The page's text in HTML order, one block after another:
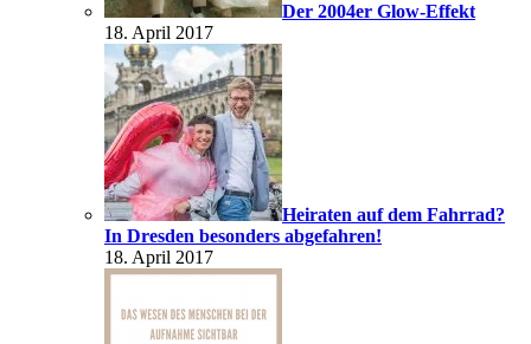
Der 2004er Glow-Effekt
18. April 2017
Heiraten auf dem Fahrrad?
In Dresden besonders abgefahren!
18. April 2017